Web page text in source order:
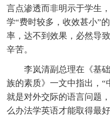
言点渗透而非明示于学生
学“费时较多，收效甚小”
率，达不到效果，必然导
辛苦。
李岚清副总理在《基
族的素质》一文中指出，
就是对外交际的语言问题
么办法学英语才能取得最